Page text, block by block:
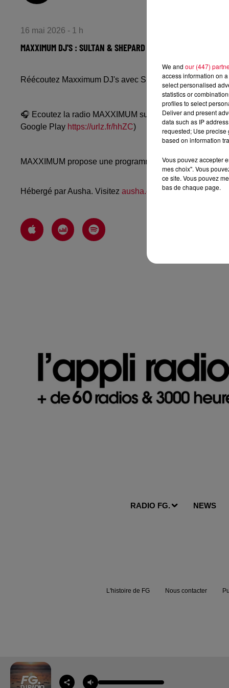
16 mai 2026 - 1 h
MAXXIMUM DJ'S : SULTAN & SHEPARD
Réécoutez Maxximum DJ's avec Sultan & Shepard du
🎧 Ecoutez la radio MAXXIMUM sur
www.radiofg.com/
Google Play https://urlz.fr/hhZC)
MAXXIMUM propose une programmation techno,
Hébergé par Ausha. Visitez ausha.co/politique-de-
RADIO FG. NEWS
L'histoire de FG Nous contacter
We and our (447)
access information on
select personalised
statistics or
profiles to select
Deliver and present
data such as IP
requested; Use precise
based on information
Vous pouvez accepter
mes choix". Vous
ce site. Vous pouvez
bas de chaque page.